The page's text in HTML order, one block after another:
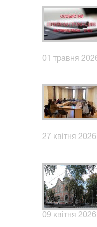
01 травня
27 квітня
09 квітня